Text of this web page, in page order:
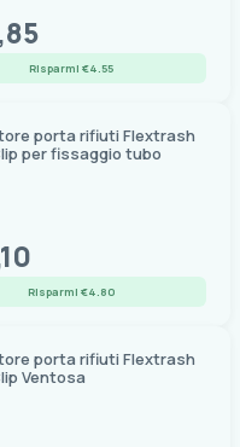
Risparmi €4.55
porta rifiuti Flextrash
per fissaggio tubo
Risparmi €4.80
porta rifiuti Flextrash
Ventosa